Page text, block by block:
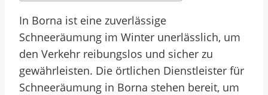
In Borna ist eine zuverlässige
Schneeräumung im Winter unerlässlich, um
den Verkehr reibungslos und sicher zu
gewährleisten. Die örtlichen Dienstleister für
Schneeräumung in Borna stehen bereit, um